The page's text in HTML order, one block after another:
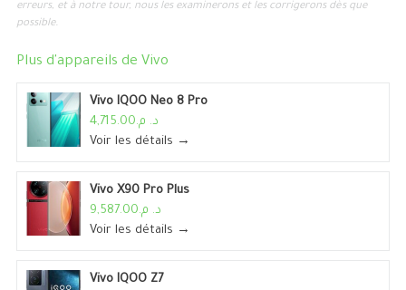
erreurs, et à notre tour, nous les examinerons et les corrigerons dès que
possible.
Plus d'appareils de Vivo
Vivo IQOO Neo 8 Pro
د. م.4,715.00
Voir les détails →
Vivo X90 Pro Plus
د. م.9,587.00
Voir les détails →
Vivo IQOO Z7